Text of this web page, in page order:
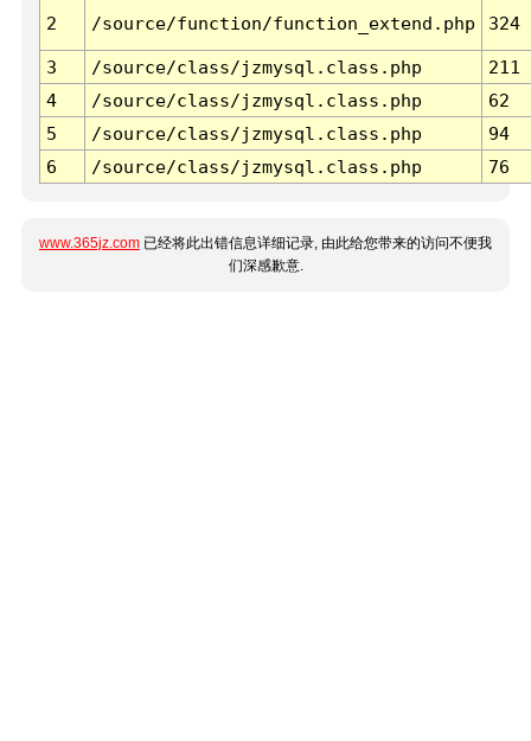
2 /source/function/function_extend.php 324
3 /source/class/jzmysql.class.php
211
4
/source/class/jzmysql.class.php
62
5
/source/class/jzmysql.class.php
94
6
/source/class/jzmysql.class.php 76
www.365jz.com 已经将此出错信息详细记录, 由此给您带来的访问不便我
们深感歉意.